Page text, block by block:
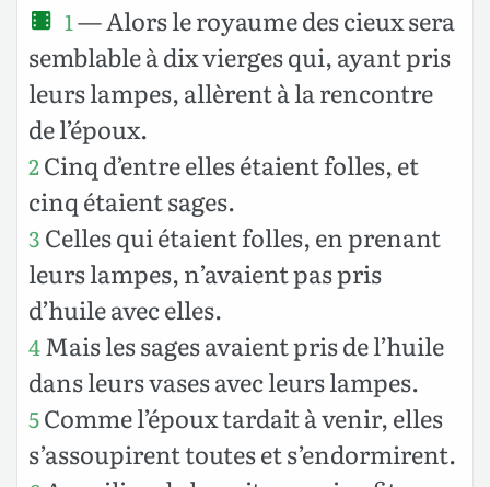
1 — Alors le royaume des cieux sera
semblable à dix vierges qui, ayant pris
leurs lampes, allèrent à la rencontre
de l’époux.
2Cinq d’entre elles étaient folles, et
cinq étaient sages.
3 Celles qui étaient folles, en prenant
leurs lampes, n’avaient pas pris
d’huile avec elles.
4Mais les sages avaient pris de l’huile
dans leurs vases avec leurs lampes.
5Comme l’époux tardait à venir, elles
s’assoupirent toutes et s’endormirent.